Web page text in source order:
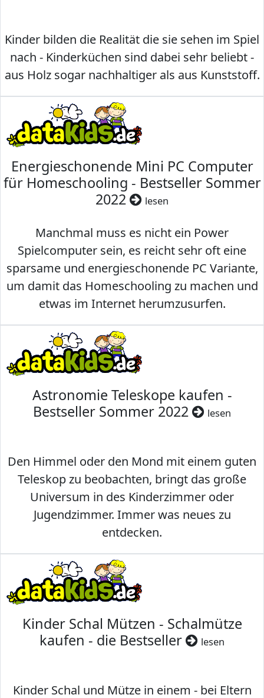
Kinder bilden die Realität die sie sehen im Spiel
nach - Kinderküchen sind dabei sehr beliebt -
aus Holz sogar nachhaltiger als aus Kunststoff.
Energieschonende Mini PC Computer
für Homeschooling - Bestseller Sommer
2022
lesen
Manchmal muss es nicht ein Power
Spielcomputer sein, es reicht sehr oft eine
sparsame und energieschonende PC Variante,
um damit das Homeschooling zu machen und
etwas im Internet herumzusurfen.
Astronomie Teleskope kaufen -
Bestseller Sommer 2022
lesen
Den Himmel oder den Mond mit einem guten
Teleskop zu beobachten, bringt das große
Universum in des Kinderzimmer oder
Jugendzimmer. Immer was neues zu
entdecken.
Kinder Schal Mützen - Schalmütze
kaufen - die Bestseller
lesen
Kinder Schal und Mütze in einem - bei Eltern